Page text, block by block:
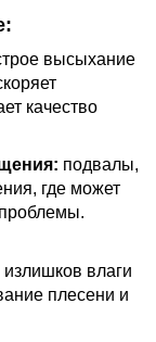
высыхание
качество
подвалы,
где может
влаги
плесени и